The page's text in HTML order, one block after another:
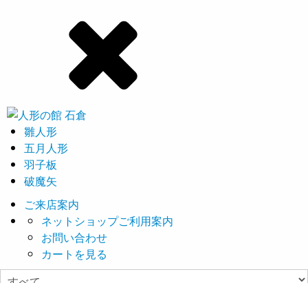
雛人形
五月人形
羽子板
破魔矢
ご来店案内
ネットショップご利用案内
お問い合わせ
カートを見る